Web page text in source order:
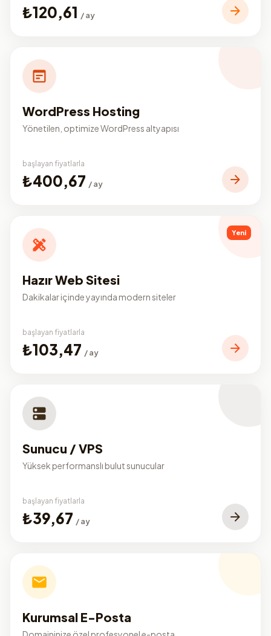
₺120,61 / ay
WordPress Hosting
Yönetilen, optimize WordPress altyapısı
başlayan fiyatlarla
₺400,67 / ay
Yeni
Hazır Web Sitesi
Dakikalar içinde yayında modern siteler
başlayan fiyatlarla
₺103,47 / ay
Sunucu / VPS
Yüksek performanslı bulut sunucular
başlayan fiyatlarla
₺39,67 / ay
Kurumsal E-Posta